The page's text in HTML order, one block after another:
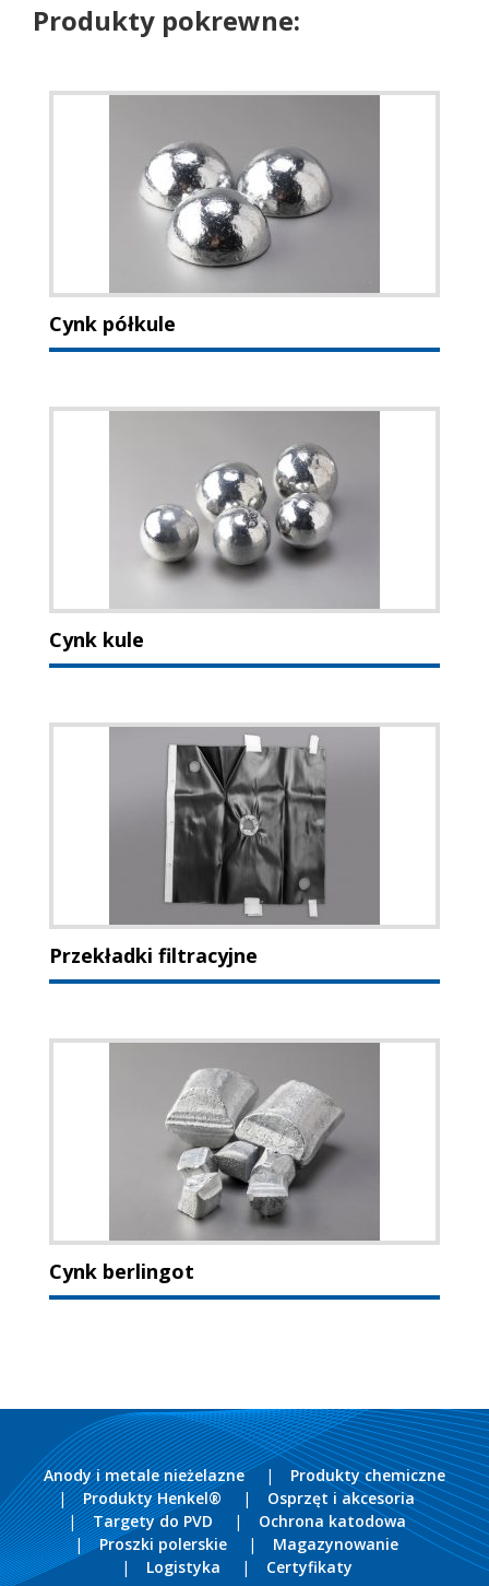
Produkty pokrewne:
Cynk półkule
Cynk kule
Przekładki filtracyjne
Cynk berlingot
Anody i metale nieżelazne
Produkty chemiczne
Produkty Henkel®
Osprzęt i akcesoria
Targety do PVD
Ochrona katodowa
Proszki polerskie
Magazynowanie
Logistyka
Certyfikaty